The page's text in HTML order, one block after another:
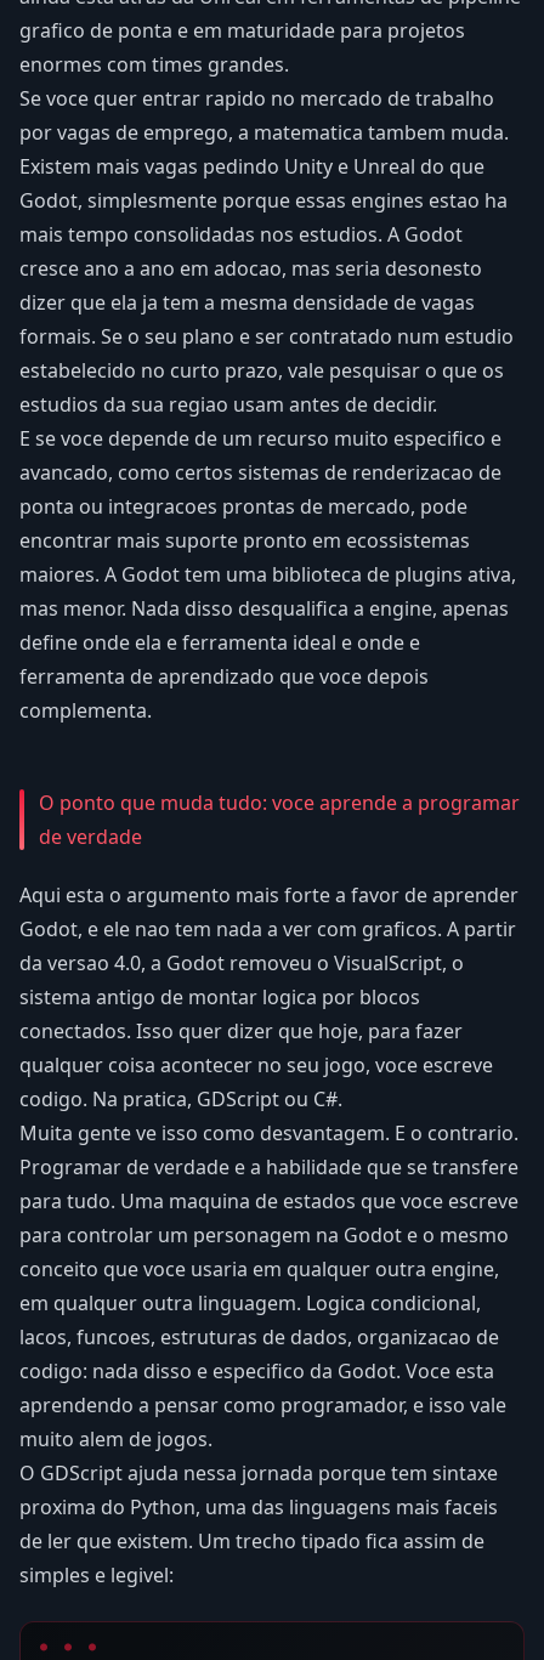
grafico de ponta e em maturidade para projetos
enormes com times grandes.
Se voce quer entrar rapido no mercado de trabalho
por vagas de emprego, a matematica tambem muda.
Existem mais vagas pedindo Unity e Unreal do que
Godot, simplesmente porque essas engines estao ha
mais tempo consolidadas nos estudios. A Godot
cresce ano a ano em adocao, mas seria desonesto
dizer que ela ja tem a mesma densidade de vagas
formais. Se o seu plano e ser contratado num estudio
estabelecido no curto prazo, vale pesquisar o que os
estudios da sua regiao usam antes de decidir.
E se voce depende de um recurso muito especifico e
avancado, como certos sistemas de renderizacao de
ponta ou integracoes prontas de mercado, pode
encontrar mais suporte pronto em ecossistemas
maiores. A Godot tem uma biblioteca de plugins ativa,
mas menor. Nada disso desqualifica a engine, apenas
define onde ela e ferramenta ideal e onde e
ferramenta de aprendizado que voce depois
complementa.
O ponto que muda tudo: voce aprende a programar
de verdade
Aqui esta o argumento mais forte a favor de aprender
Godot, e ele nao tem nada a ver com graficos. A partir
da versao 4.0, a Godot removeu o VisualScript, o
sistema antigo de montar logica por blocos
conectados. Isso quer dizer que hoje, para fazer
qualquer coisa acontecer no seu jogo, voce escreve
codigo. Na pratica, GDScript ou C#.
Muita gente ve isso como desvantagem. E o contrario.
Programar de verdade e a habilidade que se transfere
para tudo. Uma maquina de estados que voce escreve
para controlar um personagem na Godot e o mesmo
conceito que voce usaria em qualquer outra engine,
em qualquer outra linguagem. Logica condicional,
lacos, funcoes, estruturas de dados, organizacao de
codigo: nada disso e especifico da Godot. Voce esta
aprendendo a pensar como programador, e isso vale
muito alem de jogos.
O GDScript ajuda nessa jornada porque tem sintaxe
proxima do Python, uma das linguagens mais faceis
de ler que existem. Um trecho tipado fica assim de
simples e legivel: